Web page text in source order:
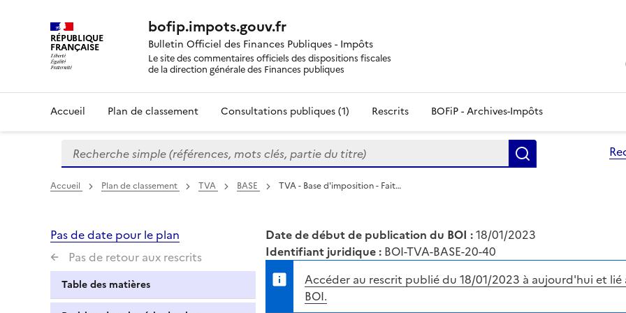
RÉPUBLIQUE
FRANÇAISE
bofip.impots.gouv.fr
Bulletin Officiel des Finances Publiques - Impôts
Le site des commentaires officiels des dispositions fiscales
de la direction générale des Finances publiques
Accueil Plan de classement Consultations publiques (1) Rescrits BOFiP - Archives-Impôts
Formulaire
de
recherche
Recherche simple (références, mots clés, partie du titre)
Accueil Plan de classement TVA BASE TVA - Base d'imposition - Fait…
Pas de date pour le plan
Pas de retour aux rescrits
Table des matières
Date de début de publication du BOI :18/01/2023
Identifiant juridique : BOI-TVA-BASE-20-40
Accéder au rescrit publié du 18/01/2023 à aujourd'hui et lié
BOI.